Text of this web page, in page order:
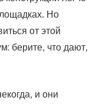
Но
от этой
берите, что дают,
и они